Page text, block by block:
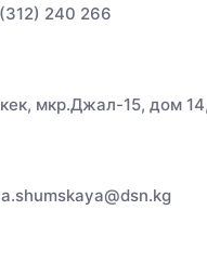
240 266
мкр.Джал-15, дом